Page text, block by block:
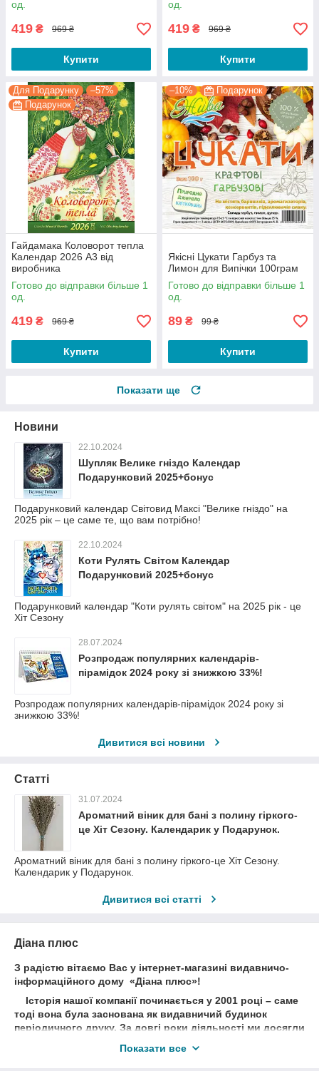
од.
419 ₴ 969 ₴
Купити
од.
419 ₴ 969 ₴
Купити
Для Подарунку
–57%
Подарунок
Гайдамака Коловорот тепла
Календар 2026 А3 від
виробника
Готово до відправки більше 1
од.
419 ₴ 969 ₴
Купити
–10% Подарунок
Якісні Цукати Гарбуз та
Лимон для Випічки 100грам
Готово до відправки більше 1
од.
89 ₴ 99 ₴
Купити
Показати ще
Новини
22.10.2024
Шупляк Велике гніздо Календар
Подарунковий 2025+бонус
Подарунковий календар Світовид Максі "Велике гніздо" на
2025 рік – це саме те, що вам потрібно!
22.10.2024
Коти Рулять Світом Календар
Подарунковий 2025+бонус
Подарунковий календар "Коти рулять світом" на 2025 рік - це
Хіт Сезону
28.07.2024
Розпродаж популярних календарів-
пірамідок 2024 року зі знижкою 33%!
Розпродаж популярних календарів-пірамідок 2024 року зі
знижкою 33%!
Дивитися всі новини
Статті
31.07.2024
Ароматний віник для бані з полину гіркого-
це Хіт Сезону. Календарик у Подарунок.
Ароматний віник для бані з полину гіркого-це Хіт Сезону.
Календарик у Подарунок.
Дивитися всі статті
Діана плюс
З радістю вітаємо Вас у інтернет-магазині видавничо-
інформаційного дому «Діана плюс»!
Історія нашої компанії починається у 2001 році – саме
тоді вона була заснована як видавничий будинок
періодичного друку. За довгі роки діяльності ми досягли
продукція відомі не лише в Україні, а й далеко за її
Показати все